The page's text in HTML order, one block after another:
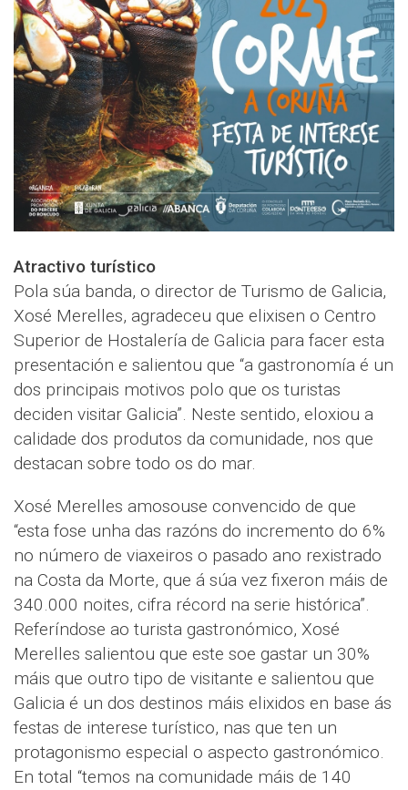
Atractivo turístico
Pola súa banda, o director de Turismo de Galicia,
Xosé Merelles, agradeceu que elixisen o Centro
Superior de Hostalería de Galicia para facer esta
presentación e salientou que “a gastronomía é un
dos principais motivos polo que os turistas
deciden visitar Galicia”. Neste sentido, eloxiou a
calidade dos produtos da comunidade, nos que
destacan sobre todo os do mar.
Xosé Merelles amosouse convencido de que
“esta fose unha das razóns do incremento do 6%
no número de viaxeiros o pasado ano rexistrado
na Costa da Morte, que á súa vez fixeron máis de
340.000 noites, cifra récord na serie histórica”.
Referíndose ao turista gastronómico, Xosé
Merelles salientou que este soe gastar un 30%
máis que outro tipo de visitante e salientou que
Galicia é un dos destinos máis elixidos en base ás
festas de interese turístico, nas que ten un
protagonismo especial o aspecto gastronómico.
En total “temos na comunidade máis de 140